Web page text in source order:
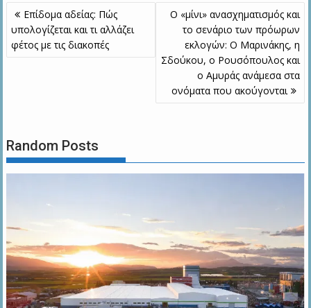
Πλοήγηση
άρθρων
Επίδομα αδείας: Πώς
υπολογίζεται και τι αλλάζει
φέτος με τις διακοπές
Ο «μίνι» ανασχηματισμός και
το σενάριο των πρόωρων
εκλογών: Ο Μαρινάκης, η
Σδούκου, ο Ρουσόπουλος και
ο Αμυράς ανάμεσα στα
ονόματα που ακούγονται
Random Posts